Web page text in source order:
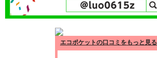
エコポケットの口コミをもっと見る